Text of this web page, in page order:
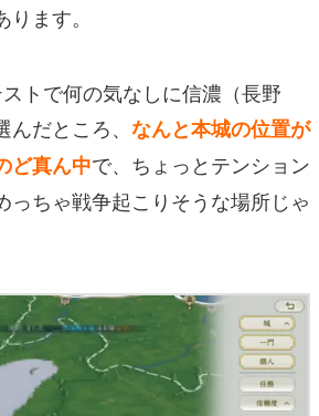
ます。
トで何の気なしに信濃（長野
だところ、 なんと本城の位置が
ど真ん中で、ちょっとテンション
っちゃ戦争起こりそうな場所じゃ